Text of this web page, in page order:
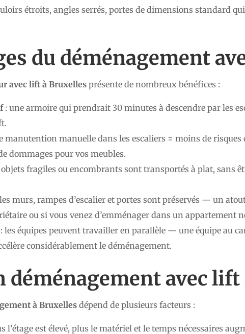
étroits, angles serrés, portes de dimensions standard
du déménagement
avec lift à Bruxelles présente de nombreux bénéfices :
: une armoire qui prendrait 30 minutes à descendre par les
manutention manuelle dans les escaliers = moins de risques
dommages pour vos meubles.
objets fragiles ou encombrants sont transportés à plat, sans
murs, rampes d’escalier et portes sont préservés — un
ou si vous venez d’emménager dans un appartement
: les équipes peuvent travailler en parallèle — une équipe au
considérablement le déménagement.
déménagement avec
à Bruxelles dépend de plusieurs facteurs :
l’étage est élevé, plus le matériel et le temps nécessaires